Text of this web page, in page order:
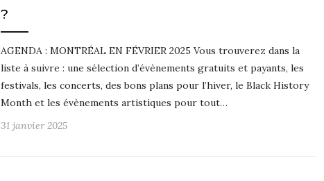
?
AGENDA : MONTRÉAL EN FÉVRIER 2025 Vous trouverez dans la
liste à suivre : une sélection d’évènements gratuits et payants, les
festivals, les concerts, des bons plans pour l’hiver, le Black History
Month et les évènements artistiques pour tout…
31 janvier 2025